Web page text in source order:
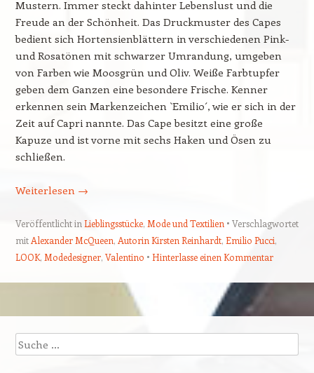
Mustern. Immer steckt dahinter Lebenslust und die
Freude an der Schönheit. Das Druckmuster des Capes
bedient sich Hortensienblättern in verschiedenen Pink-
und Rosatönen mit schwarzer Umrandung, umgeben
von Farben wie Moosgrün und Oliv. Weiße Farbtupfer
geben dem Ganzen eine besondere Frische. Kenner
erkennen sein Markenzeichen `Emilio´, wie er sich in der
Zeit auf Capri nannte. Das Cape besitzt eine große
Kapuze und ist vorne mit sechs Haken und Ösen zu
schließen.
Weiterlesen →
Veröffentlicht in Lieblingsstücke, Mode und Textilien
Verschlagwortet
mit Alexander McQueen, Autorin Kirsten Reinhardt, Emilio Pucci,
LOOK, Modedesigner, Valentino Hinterlasse einen Kommentar
Suchen